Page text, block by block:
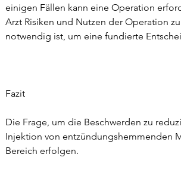
einigen Fällen kann eine Operation
Arzt Risiken und Nutzen der Operation
notwendig ist, um eine fundierte
Fazit
Die Frage, um die Beschwerden zu
Injektion von entzündungshemmenden
Bereich erfolgen.